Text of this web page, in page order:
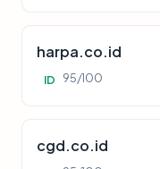
harpa.co.id
ID 95/100
cgd.co.id